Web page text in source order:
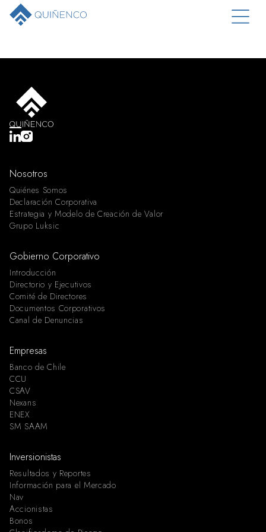
Nosotros
Quiénes Somos
Declaración Corporativa
Estrategia y Modelo de Creación de Valor
Grupo Luksic
Gobierno Corporativo
Introducción
Directorio y Ejecutivos
Comité de Directores
Documentos Corporativos
Canal de Denuncias
Empresas
Banco de Chile
CCU
CSAV
Nexans
ENEX
SM SAAM
Inversionistas
Resultados y Reportes
Información para el Mercado
Nav
Accionistas
Bonos